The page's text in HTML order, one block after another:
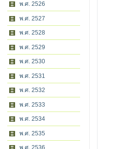
พ.ศ. 2526
พ.ศ. 2527
พ.ศ. 2528
พ.ศ. 2529
พ.ศ. 2530
พ.ศ. 2531
พ.ศ. 2532
พ.ศ. 2533
พ.ศ. 2534
พ.ศ. 2535
พ.ศ. 2536